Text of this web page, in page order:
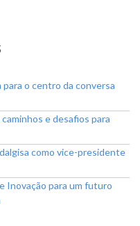
o centro da conversa
e desafios para
como vice-presidente
Inovação para um futuro